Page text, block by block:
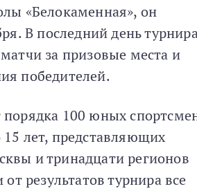
«Белокаменная», он
В последний день
за призовые места и
победителей.
100 юных
лет, представляющих
и тринадцати регионов
результатов турнира все